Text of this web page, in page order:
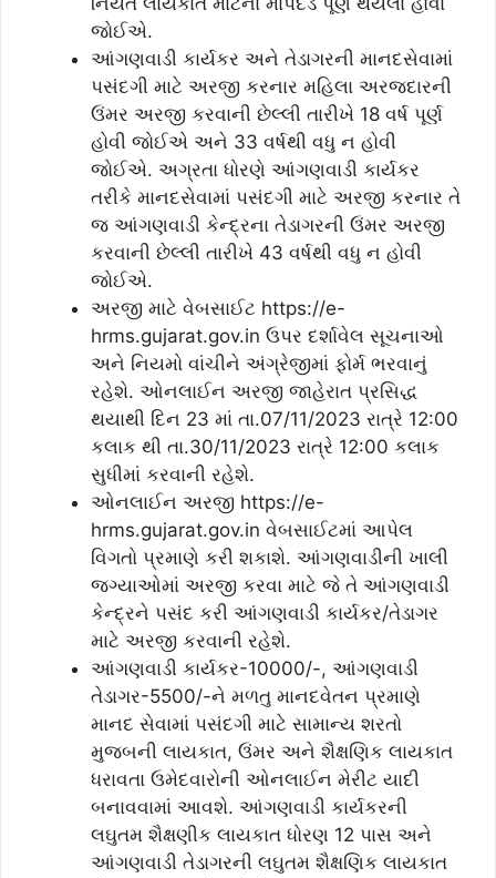
જોઈએ.
આંગણવાડી કાર્યકર અને તેડાગરની માનદસેવામાં
પસંદગી માટે અરજી કરનાર મહિલા અરજદારની
ઉંમર અરજી કરવાની છેલ્લી તારીખે 18 વર્ષ પૂર્ણ
હોવી જોઈએ અને 33 વર્ષથી વધુ ન હોવી
જોઈએ. અગ્રતા ધોરણે આંગણવાડી કાર્યકર
તરીકે માનદસેવામાં પસંદગી માટે અરજી કરનાર તે
જ આંગણવાડી કેન્દ્રના તેડાગરની ઉંમર અરજી
કરવાની છેલ્લી તારીખે 43 વર્ષથી વધુ ન હોવી
જોઈએ.
અરજી માટે વેબસાઈટ https://e-
hrms.gujarat.gov.in ઉપર દર્શાવેલ સૂચનાઓ
અને નિયમો વાંચીને અંગ્રેજીમાં ફોર્મ ભરવાનું
રહેશે. ઓનલાઈન અરજી જાહેરાત પ્રસિદ્ધ
થયાથી દિન 23 માં તા.07/11/2023 રાત્રે 12:00
કલાક થી તા.30/11/2023 રાત્રે 12:00 કલાક
સુધીમાં કરવાની રહેશે.
ઓનલાઈન અરજી https://e-
hrms.gujarat.gov.in વેબસાઈટમાં આપેલ
વિગતો પ્રમાણે કરી શકાશે. આંગણવાડીની ખાલી
જગ્યાઓમાં અરજી કરવા માટે જે તે આંગણવાડી
કેન્દ્રને પસંદ કરી આંગણવાડી કાર્યકર/તેડાગર
માટે અરજી કરવાની રહેશે.
આંગણવાડી કાર્યકર-10000/-, આંગણવાડી
તેડાગર-5500/-ને મળતુ માનદવેતન પ્રમાણે
માનદ સેવામાં પસંદગી માટે સામાન્ય શરતો
મુજબની લાયકાત, ઉંમર અને શૈક્ષણિક લાયકાત
ધરાવતા ઉમેદવારોની ઓનલાઈન મેરીટ યાદી
બનાવવામાં આવશે. આંગણવાડી કાર્યકરની
લઘુતમ શૈક્ષણીક લાયકાત ધોરણ 12 પાસ અને
આંગણવાડી તેડાગરની લઘુતમ શૈક્ષણિક લાયકાત